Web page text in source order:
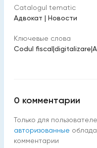
Catalogul tematic
Адвокат | Новости
Ключевые слова
Codul fiscal|digitalizare|
0 комментарии
Только для
авторизованные
комментарии